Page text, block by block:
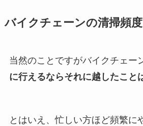
バイクチェーンの清掃頻度
当然のことですがバイクチェー
に行えるならそれに越したこと
とはいえ、忙しい方ほど頻繁に